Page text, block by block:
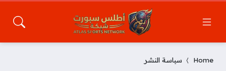
Home سياسة النشر